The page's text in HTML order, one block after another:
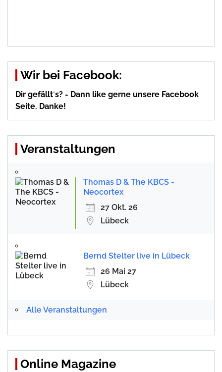
Wir bei Facebook:
Dir gefällt´s? - Dann like gerne unsere Facebook
Seite. Danke!
Veranstaltungen
Thomas D & The KBCS -
Neocortex
27 Okt. 26
Lübeck
Bernd Stelter live in Lübeck
26 Mai 27
Lübeck
Alle Veranstaltungen
Online Magazine